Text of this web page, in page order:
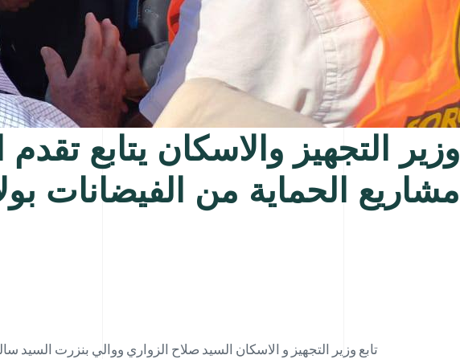
وزير التجهيز والاسكان يتابع
مشاريع الحماية من الفيضانات
تابع وزير التجهيز و الاسكان السيد صلاح الزواري ووالي بنزرت السيد